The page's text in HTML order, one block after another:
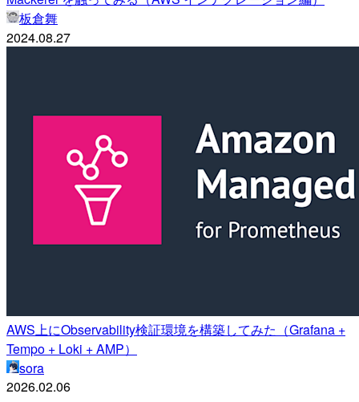
板倉舞
2024.08.27
AWS上にObservability検証環境を構築してみた（Grafana +
Tempo + Loki + AMP）
sora
2026.02.06